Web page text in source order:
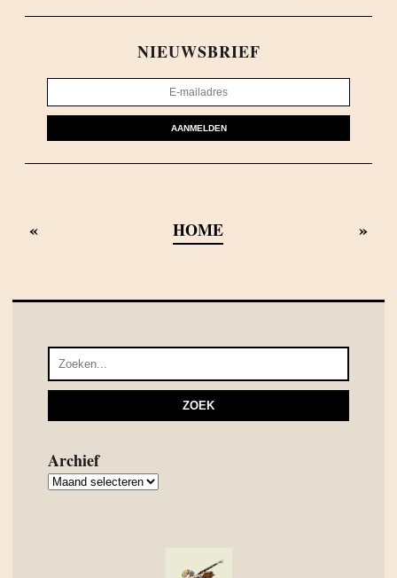
NIEUWSBRIEF
AANMELDEN
« HOME »
Archief
Archief